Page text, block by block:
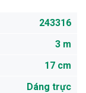
243316
3 m
17 cm
Dáng trực